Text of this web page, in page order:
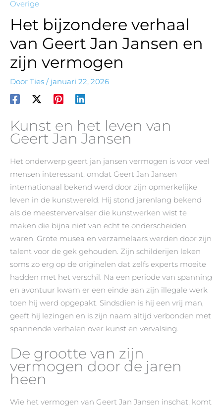
Overige
Het bijzondere verhaal
van Geert Jan Jansen en
zijn vermogen
Door Ties / januari 22, 2026
Kunst en het leven van
Geert Jan Jansen
Het onderwerp geert jan jansen vermogen is voor veel
mensen interessant, omdat Geert Jan Jansen
internationaal bekend werd door zijn opmerkelijke
leven in de kunstwereld. Hij stond jarenlang bekend
als de meestervervalser die kunstwerken wist te
maken die bijna niet van echt te onderscheiden
waren. Grote musea en verzamelaars werden door zijn
talent voor de gek gehouden. Zijn schilderijen leken
soms zo erg op de originelen dat zelfs experts moeite
hadden met het verschil. Na een periode van spanning
en avontuur kwam er een einde aan zijn illegale werk
toen hij werd opgepakt. Sindsdien is hij een vrij man,
geeft hij lezingen en is zijn naam altijd verbonden met
spannende verhalen over kunst en vervalsing.
De grootte van zijn
vermogen door de jaren
heen
Wie het vermogen van Geert Jan Jansen inschat, komt